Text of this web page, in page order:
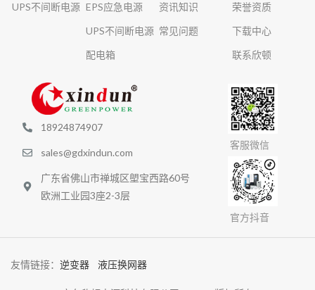
UPS不间断电源 EPS应急电源
UPS不间断电源
配电箱
资讯知识
常见问题
荣誉资质
下载中心
联系欣顿
18924874907
sales@gdxindun.com
广东省佛山市禅城区塱宝西路60号
欧洲工业园3座2-3层
客服微信
官方抖音
友情链接： 逆变器 液压换网器